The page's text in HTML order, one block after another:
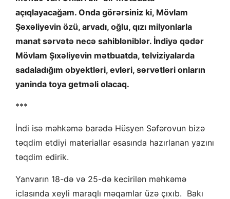
açıqlayacağam. Onda görərsiniz ki, Mövlam
Şəxəliyevin özü, arvadı, oğlu, qızı milyonlarla
manat sərvətə necə sahibləniblər. İndiyə qədər
Mövlam Şıxəliyevin mətbuatda, telviziyalarda
sadaladığım obyektləri, evləri, sərvətləri onların
yaninda toya getməli olacaq.
***
İndi isə məhkəmə barədə Hüsyen Səfərovun bizə
təqdim etdiyi materiallar əsasında hazırlanan yazını
təqdim edirik.
Yanvarın 18-də və 25-də kecirilən məhkəmə
iclasında xeyli maraqlı məqamlar üzə çıxıb. Bakı